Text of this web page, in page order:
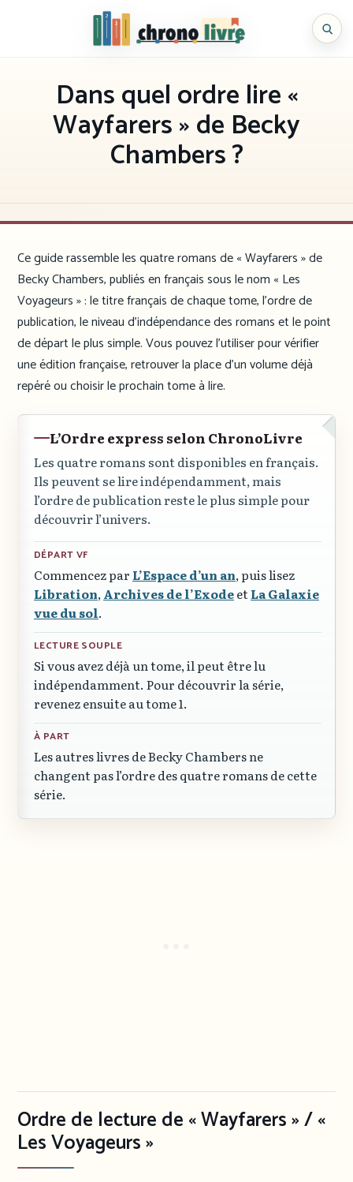
Chronolivre
Dans quel ordre lire «
Wayfarers » de Becky
Chambers ?
Ce guide rassemble les quatre romans de « Wayfarers » de
Becky Chambers, publiés en français sous le nom « Les
Voyageurs » : le titre français de chaque tome, l’ordre de
publication, le niveau d’indépendance des romans et le point
de départ le plus simple. Vous pouvez l’utiliser pour vérifier
une édition française, retrouver la place d’un volume déjà
repéré ou choisir le prochain tome à lire.
L’Ordre express selon ChronoLivre
Les quatre romans sont disponibles en français.
Ils peuvent se lire indépendamment, mais
l’ordre de publication reste le plus simple pour
découvrir l’univers.
DÉPART VF
Commencez par L’Espace d’un an, puis lisez
Libration,Archives de l’ExodeetLa Galaxie
vue du sol.
LECTURE SOUPLE
Si vous avez déjà un tome, il peut être lu
indépendamment. Pour découvrir la série,
revenez ensuite au tome 1.
À PART
Les autres livres de Becky Chambers ne
changent pas l’ordre des quatre romans de cette
série.
Ordre de lecture de « Wayfarers » / «
Les Voyageurs »